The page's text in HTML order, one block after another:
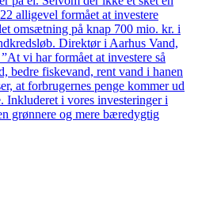
alligevel formået at investere
omsætning på knap 700 mio. kr. i
Direktør i Aarhus Vand,
vi har formået at investere så
bedre fiskevand, rent vand i hanen
at forbrugernes penge kommer ud
Inkluderet i vores investeringer i
grønnere og mere bæredygtig